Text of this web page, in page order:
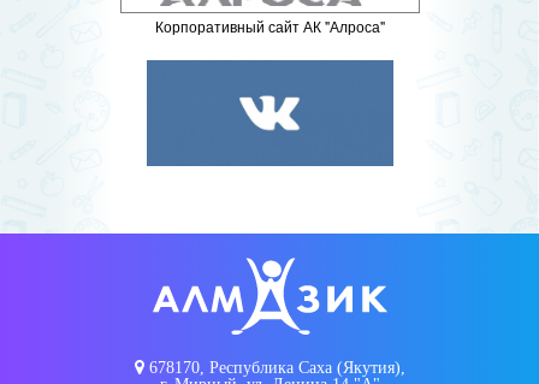
Корпоративный сайт АК "Алроса"
678170, Республика Саха (Якутия),